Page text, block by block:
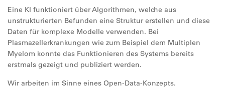
Eine KI funktioniert über Algorithmen, welche aus
unstrukturierten Befunden eine Struktur erstellen und diese
Daten für komplexe Modelle verwenden. Bei
Plasmazellerkrankungen wie zum Beispiel dem Multiplen
Myelom konnte das Funktionieren des Systems bereits
erstmals gezeigt und publiziert werden.
Wir arbeiten im Sinne eines Open-Data-Konzepts.